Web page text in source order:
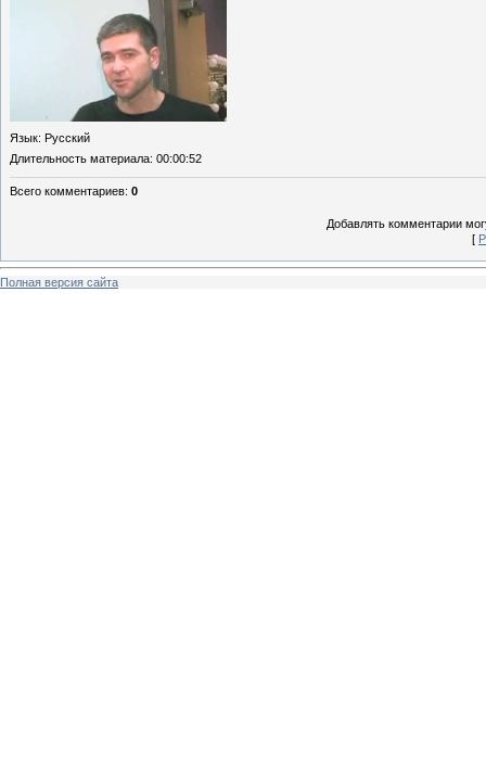
Язык: Русский
Длительность материала: 00:00:52
Всего комментариев: 0
Добавлять комментарии
[
Полная версия сайта